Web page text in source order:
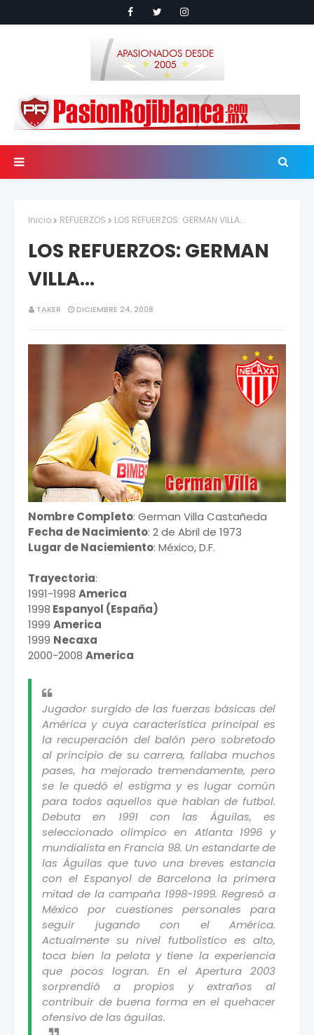
Inicio REFUERZOS LOS REFUERZOS: GERMAN VILLA...
LOS REFUERZOS: GERMAN
VILLA...
TAKER DICIEMBRE 24, 2008
Nombre Completo: German Villa Castañeda
Fecha de Nacimiento: 2 de Abril de 1973
Lugar de Naciemiento: México, D.F.
Trayectoria:
1991-1998 America
1998 Espanyol (España)
1999 America
1999 Necaxa
2000-2008 America
Jugador surgido de las fuerzas básicas del
América y cuya característica principal es
la recuperación del balón pero sobretodo
al principio de su carrera, fallaba muchos
pases, ha mejorado tremendamente, pero
se le quedó el estigma y es lugar común
para todos aquellos que hablan de futbol.
Debuta en 1991 con las Águilas, es
seleccionado olímpico en Atlanta 1996 y
mundialista en Francia 98. Un estandarte de
las Águilas que tuvo una breves estancia
con el Espanyol de Barcelona la primera
mitad de la campaña 1998-1999. Regresó a
México por cuestiones personales para
seguir jugando con el América.
Actualmente su nivel futbolìstico es alto,
toca bien la pelota y tiene la experiencia
que pocos logran. En el Apertura 2003
sorprendió a propios y extraños al
contribuir de buena forma en el quehacer
ofensivo de las águilas.